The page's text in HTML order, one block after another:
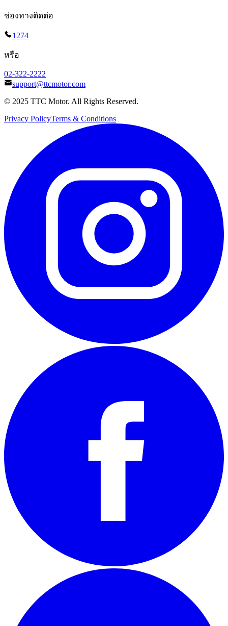
ช่องทางติดต่อ
1274
หรือ
02-322-2222
support@ttcmotor.com
© 2025 TTC Motor. All Rights Reserved.
Privacy PolicyTerms & Conditions